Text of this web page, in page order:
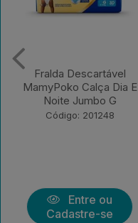
Fralda Descartável
MamyPoko Calça Dia E
Noite Jumbo G
Código: 201248
Entre ou
Cadastre-se